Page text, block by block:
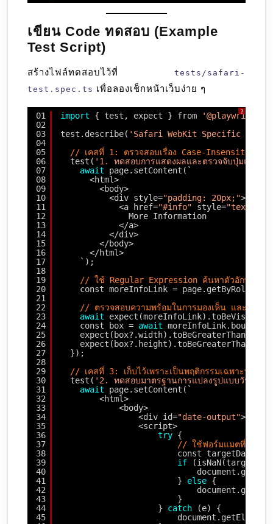
เขียน Code ทดสอบ (Example
Test Script)
สร้างไฟล์ทดสอบไว้ที่ tests/safari-
test.spec.ts เพื่อลองเช็กหน้าเว็บง่าย ๆ
?
01
02
03
04
05
06
07
08
09
10
11
12
13
14
15
16
17
18
19
20
21
22
23
24
25
26
27
28
29
30
31
32
33
34
35
36
37
38
39
40
41
42
43
44
45
import { test, expect } from
'@playwright/
test.describe( 'Safari WebKit Specific
// เคสที่ 1: ตรวจสอบเรื่อง Case-Insensitive แล
test( '1. ทดสอบการแสดงผลและตรวจจับปุ่มแบ
await
page.setContent(`
<html>
<body>
<div style="padding: 20px;">
<a href="#info" style="text-
More Information
</a>
</div>
</body>
</html>
`);
// ใช้ Regular Expression ค้นหาตัวอักษรโดย
const moreInfoLink = page.getByRole(
// ตรวจสอบความพร้อมในการมองเห็น และขนาดก
await
const box = await
expect(box?.width).toBeGreaterThan(0);
expect(box?.height).toBeGreaterThan(0);
});
// เคสที่ 3: เก็บไว้เพราะเป็นพฤติกรรมเฉพาะทางข
test( '2. ทดสอบมาตรฐานการแปลงรูปแบบวันที่
await
page.setContent(`
<html>
<body>
<div id="date-output"></
<script>
try {
// ใช้ฟอร์มแมตที่ปลอดภั
const targetDate =
if
} else {
}
} catch
(e) {